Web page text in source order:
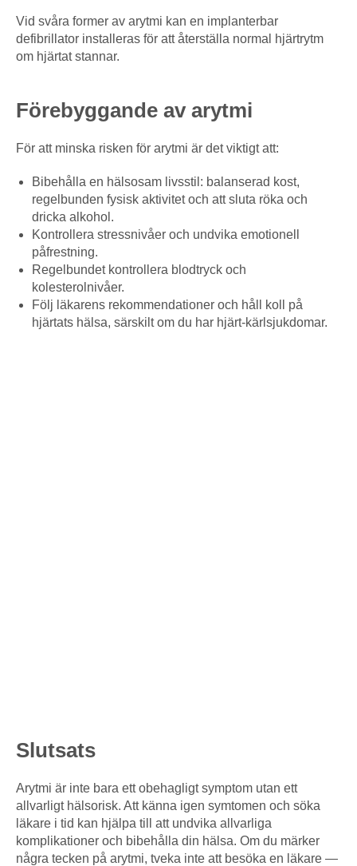
Vid svåra former av arytmi kan en implanterbar
defibrillator installeras för att återställa normal hjärtrytm
om hjärtat stannar.
Förebyggande av arytmi
För att minska risken för arytmi är det viktigt att:
Bibehålla en hälsosam livsstil: balanserad kost,
regelbunden fysisk aktivitet och att sluta röka och
dricka alkohol.
Kontrollera stressnivåer och undvika emotionell
påfrestning.
Regelbundet kontrollera blodtryck och
kolesterolnivåer.
Följ läkarens rekommendationer och håll koll på
hjärtats hälsa, särskilt om du har hjärt-kärlsjukdomar.
Slutsats
Arytmi är inte bara ett obehagligt symptom utan ett
allvarligt hälsorisk. Att känna igen symtomen och söka
läkare i tid kan hjälpa till att undvika allvarliga
komplikationer och bibehålla din hälsa. Om du märker
några tecken på arytmi, tveka inte att besöka en läkare —